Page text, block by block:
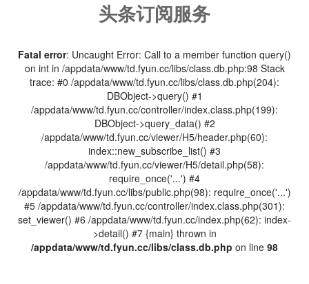
头条订阅服务
Fatal error: Uncaught Error: Call to a member function query()
on int in /appdata/www/td.fyun.cc/libs/class.db.php:98 Stack
trace: #0 /appdata/www/td.fyun.cc/libs/class.db.php(204):
DBObject->query() #1
/appdata/www/td.fyun.cc/controller/index.class.php(199):
DBObject->query_data() #2
/appdata/www/td.fyun.cc/viewer/H5/header.php(60):
index::new_subscribe_list() #3
/appdata/www/td.fyun.cc/viewer/H5/detail.php(58):
require_once('...') #4
/appdata/www/td.fyun.cc/libs/public.php(98): require_once('...')
#5 /appdata/www/td.fyun.cc/controller/index.class.php(301):
set_viewer() #6 /appdata/www/td.fyun.cc/index.php(62): index-
>detail() #7 {main} thrown in
/appdata/www/td.fyun.cc/libs/class.db.php on line 98